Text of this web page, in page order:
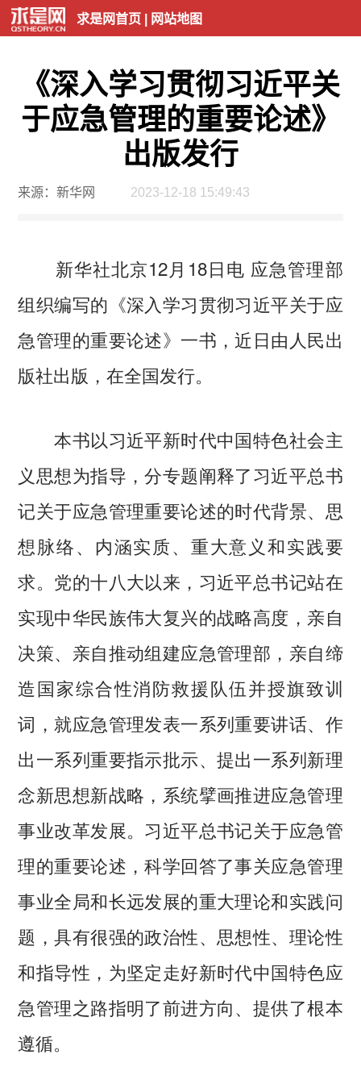
求是网首页| 网站地图
《深入学习贯彻习近平关
于应急管理的重要论述》
出版发行
来源：新华网 2023-12-18 15:49:43
新华社北京12月18日电 应急管理部
组织编写的《深入学习贯彻习近平关于应
急管理的重要论述》一书，近日由人民出
版社出版，在全国发行。
本书以习近平新时代中国特色社会主
义思想为指导，分专题阐释了习近平总书
记关于应急管理重要论述的时代背景、思
想脉络、内涵实质、重大意义和实践要
求。党的十八大以来，习近平总书记站在
实现中华民族伟大复兴的战略高度，亲自
决策、亲自推动组建应急管理部，亲自缔
造国家综合性消防救援队伍并授旗致训
词，就应急管理发表一系列重要讲话、作
出一系列重要指示批示、提出一系列新理
念新思想新战略，系统擘画推进应急管理
事业改革发展。习近平总书记关于应急管
理的重要论述，科学回答了事关应急管理
事业全局和长远发展的重大理论和实践问
题，具有很强的政治性、思想性、理论性
和指导性，为坚定走好新时代中国特色应
急管理之路指明了前进方向、提供了根本
遵循。